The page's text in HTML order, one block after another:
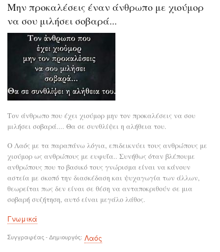
Μην προκαλέσεις έναν άνθρωπο με χιούμορ
να σου μιλήσει σοβαρά...
Τον άνθρωπο που έχει χιούμορ μην τον προκαλέσεις να σου
μιλήσει σοβαρά.... Θα σε συνθλίψει η αλήθεια του.
Ο Λαός με τα παραπάνω λόγια, επιδεικνύει τους ανθρώπους με
χιούμορ ως ανθρώπους με ευφυΐα.. Συνήθως όταν βλέπουμε
ανθρώπους που το βασικό τους γνώρισμα είναι να κάνουν
αστεία με σκοπό την διασκέδαση και ψυχαγωγία των άλλων,
θεωρείται πως δεν είναι σε θέση να ανταποκριθούν σε μια
σοβαρή συζήτηση, αυτό είναι μεγάλο λάθος.
Γνωμικά
Συγγραφέας - Δημιουργός Λαός